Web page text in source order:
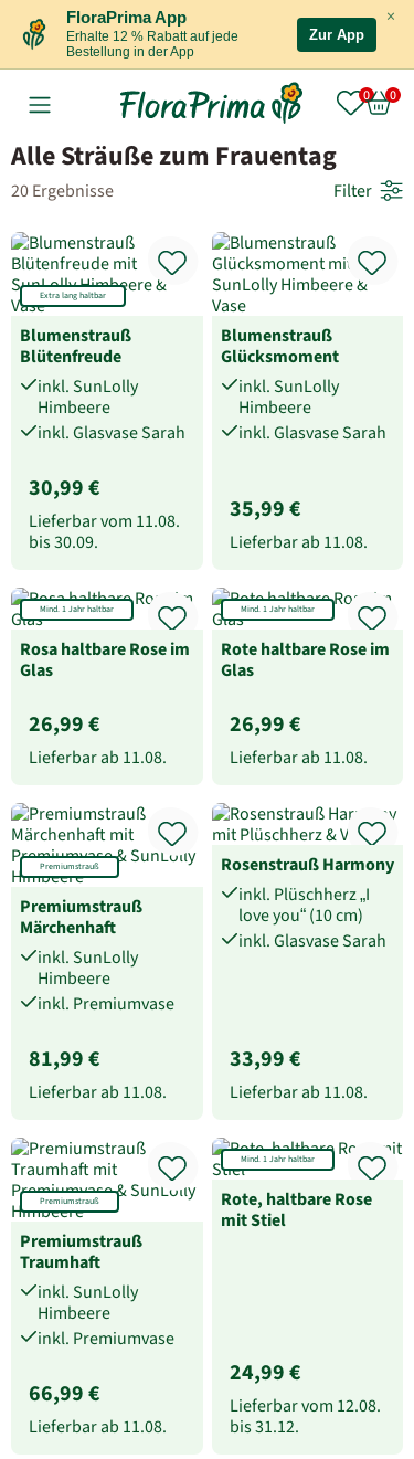
×
FloraPrima App
Erhalte 12 % Rabatt auf jede
Bestellung in der App
Zur App
Alle Sträuße zum Frauentag
20 Ergebnisse Filter
Extra lang haltbar
Blumenstrauß
Blütenfreude
inkl. SunLolly
Himbeere
inkl. Glasvase Sarah
30,99 €
Lieferbar vom 11.08.
bis30.09.
Blumenstrauß
Glücksmoment
inkl. SunLolly
Himbeere
inkl. Glasvase Sarah
35,99 €
Lieferbar ab 11.08.
Mind. 1 Jahr haltbar
Rosa haltbare Rose im
Glas
26,99 €
Lieferbar ab 11.08.
Mind. 1 Jahr haltbar
Rote haltbare Rose im
Glas
26,99 €
Lieferbar ab 11.08.
Premiumstrauß
Premiumstrauß
Märchenhaft
inkl. SunLolly
Himbeere
inkl. Premiumvase
81,99 €
Lieferbar ab 11.08.
Rosenstrauß Harmony
inkl. Plüschherz „I
love you“ (10 cm)
inkl. Glasvase Sarah
33,99 €
Lieferbar ab 11.08.
Premiumstrauß
Premiumstrauß
Traumhaft
inkl. SunLolly
Himbeere
inkl. Premiumvase
66,99 €
Lieferbar ab 11.08.
Mind. 1 Jahr haltbar
Rote, haltbare Rose
mit Stiel
24,99 €
Lieferbar vom 12.08.
bis31.12.